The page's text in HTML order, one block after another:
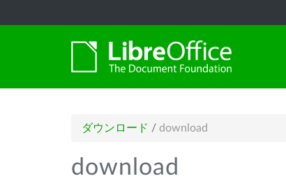
ダウンロード / download
download